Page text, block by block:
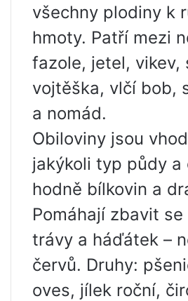
všechny plodiny k
hmoty. Patří mezi
fazole, jetel, vikev,
vojtěška, vlčí bob,
a nomád.
Obiloviny jsou
jakýkoli typ půdy a
hodně bílkovin a
Pomáhají zbavit
trávy a háďátek –
červů. Druhy:
oves, jílek roční,